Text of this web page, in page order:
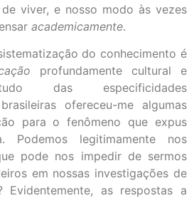
viver, e nosso modo às vezes
academicamente.
do conhecimento é
profundamente cultural e
das especificidades
ofereceu-me algumas
para o fenômeno que expus
Podemos legitimamente nos
pode nos impedir de sermos
em nossas investigações de
Evidentemente, as respostas a